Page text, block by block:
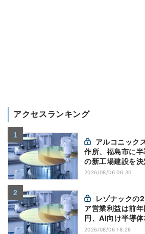
アクセスランキング
作所、福島市に
の新工場建設を決
2026/08/06 06:30
ア営業利益は前
円、AI向け半導
2026/08/06 18:26